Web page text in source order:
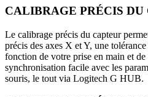
CALIBRAGE PRÉCIS DU
Le calibrage précis du capteur
précis des axes X et Y, une
fonction de votre prise en main et
synchronisation facile avec les
souris, le tout via Logitech G HUB.